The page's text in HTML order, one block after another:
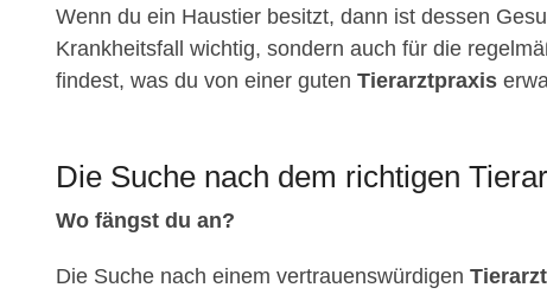
Wenn du ein Haustier besitzt, dann ist dessen
Krankheitsfall wichtig, sondern auch für die
findest, was du von einer guten Tierarztpraxis
Die Suche nach dem richtigen
Wo fängst du an?
Die Suche nach einem vertrauenswürdigen